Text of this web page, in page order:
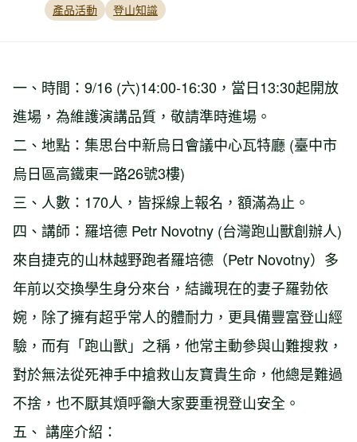
【新聞】雪霸將進入雪季期，登雪山前
請做好這些事
產品活動 登山知識
一、時間：9/16 (六)14:00-16:30，當日13:30起開放
進場，為維護演講品質，敬請準時進場。
二、地點：集思台中新烏日會議中心瓦特廳 (臺中市
烏日區高鐵東一路26號3樓)
三、人數：170人，皆採線上報名，額滿為止。
四、講師：羅培德 Petr Novotny (台灣跑山獸創辦人)
來自捷克的山林越野跑者羅培德（Petr Novotny）多
年前以交換學生身分來台，結識現在的妻子羅勃依
婉，除了擁有超乎常人的體耐力，更具備豐富登山經
驗，而有「跑山獸」之稱，他常主動參與山難搜救，
對於無法從死神手中搶救山友寶貴生命，他總是難過
不捨，也不厭其煩呼籲大家要重視登山安全。
五、 講座介紹：